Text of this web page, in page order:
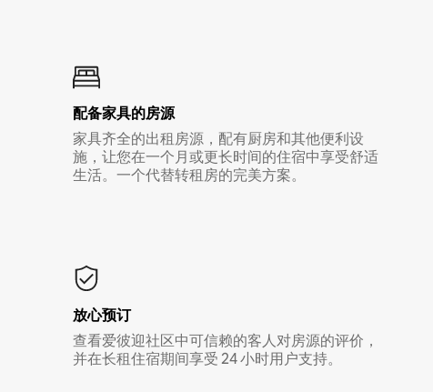
配备家具的房源
家具齐全的出租房源，配有厨房和其他便利设
施，让您在一个月或更长时间的住宿中享受舒适
生活。一个代替转租房的完美方案。
放心预订
查看爱彼迎社区中可信赖的客人对房源的评价，
并在长租住宿期间享受 24 小时用户支持。